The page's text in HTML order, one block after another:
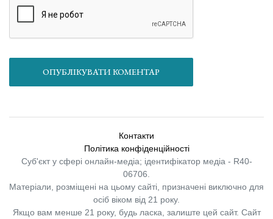
ОПУБЛІКУВАТИ КОМЕНТАР
Контакти
Політика конфіденційності
Суб'єкт у сфері онлайн-медіа; ідентифікатор медіа - R40-
06706.
Матеріали, розміщені на цьому сайті, призначені виключно для
осіб віком від 21 року.
Якщо вам менше 21 року, будь ласка, залиште цей сайт. Сайт